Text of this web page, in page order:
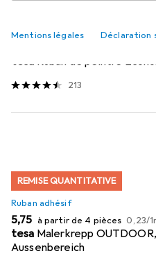
Mentions légales Déclaration
Ruban adhésif
tesa Ruban de peintre
213
REMISE QUANTITATIVE
Ruban adhésif
EUR
5,75 à partir de 4 pièces EUR
0,23/
tesa Malerkrepp
Aussenbereich